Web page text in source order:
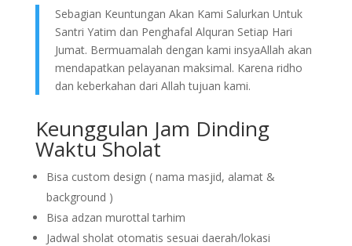
Sebagian Keuntungan Akan Kami Salurkan Untuk
Santri Yatim dan Penghafal Alquran Setiap Hari
Jumat. Bermuamalah dengan kami insyaAllah akan
mendapatkan pelayanan maksimal. Karena ridho
dan keberkahan dari Allah tujuan kami.
Keunggulan Jam Dinding
Waktu Sholat
Bisa custom design ( nama masjid, alamat &
background )
Bisa adzan murottal tarhim
Jadwal sholat otomatis sesuai daerah/lokasi